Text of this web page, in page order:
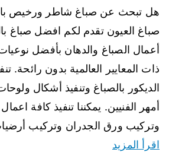
هل تبحث عن صباغ شاطر ورخيص
صباغ العيون تقدم لكم افضل صباغ
أعمال الصباغ والدهان بأفضل
ذات المعايير العالمية بدون رائحة.
الديكور بالصباغ وتنفيذ أشكال
أمهر الفنيين. يمكننا تنفيذ كافة
وتركيب ورق الجدران وتركيب
اقرأ المزيد